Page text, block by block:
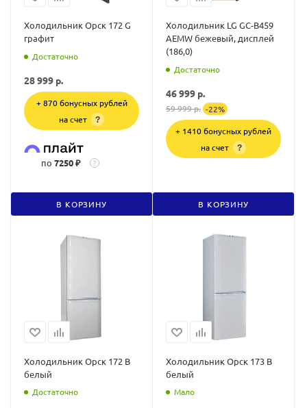
Холодильник Орск 172 G
графит
Достаточно
28 999 р.
+ 870 бонусных рублей
на счет
?
по 7250 ₽ ?
В КОРЗИНУ
Холодильник LG GC-B459
AEMW бежевый, дисплей
(186,0)
Достаточно
46 999 р.
59 999р. -22%
+ 1410 бонусных рублей
на счет
?
В КОРЗИНУ
Холодильник Орск 172 В
белый
Достаточно
Холодильник Орск 173 В
белый
Мало